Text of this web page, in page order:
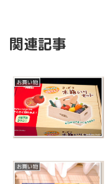
関連記事
お買い物
お買い物